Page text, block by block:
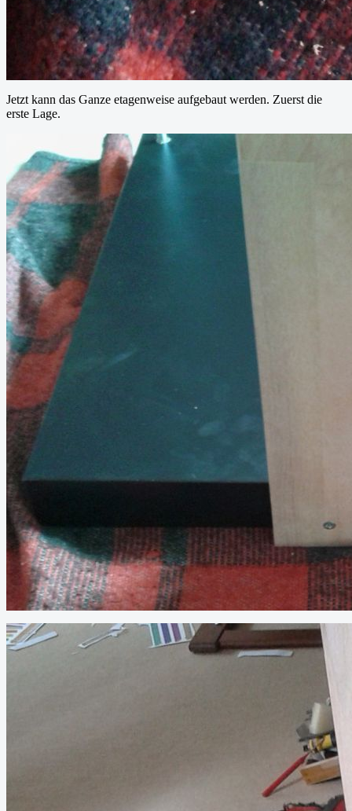
Jetzt kann das Ganze etagenweise aufgebaut werden. Zuerst die
erste Lage.